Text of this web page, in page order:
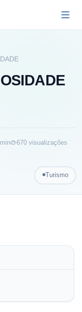
Turismo
min 670 visualizações